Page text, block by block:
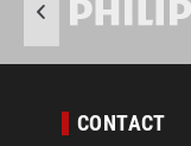
CONTACT